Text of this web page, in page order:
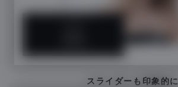
スライダーも印象的に